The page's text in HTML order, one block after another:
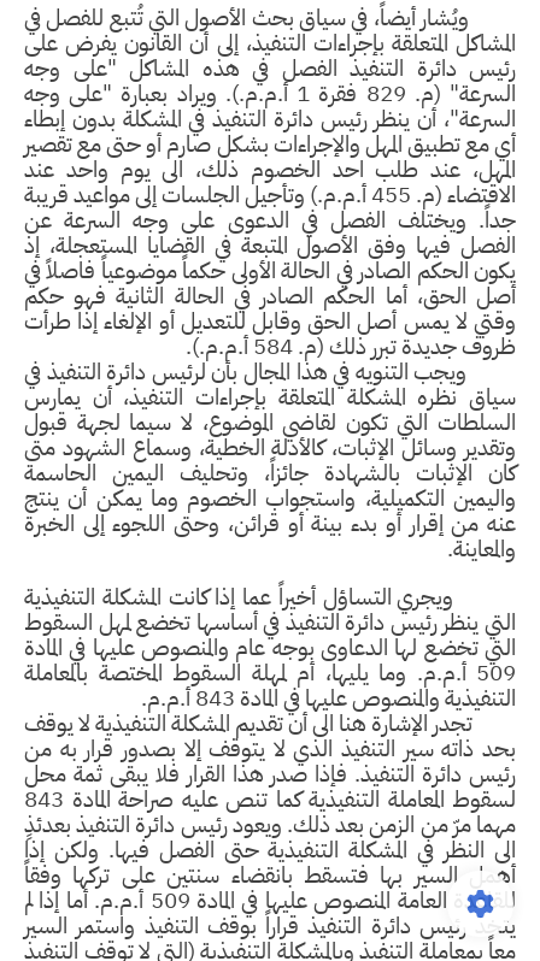
ويُشار أيضاً، في سياق بحث الأصول التي تُتبع للفصل في
المشاكل المتعلقة بإجراءات التنفيذ، إلى أن القانون يفرض على
رئيس دائرة التنفيذ الفصل في هذه المشاكل "على وجه
السرعة" (م. 829 فقرة 1 أ.م.م.). ويراد بعبارة "على وجه
السرعة"، أن ينظر رئيس دائرة التنفيذ في المشكلة بدون إبطاء
أي مع تطبيق المهل والإجراءات بشكل صارم أو حتى مع تقصير
المهل، عند طلب احد الخصوم ذلك، الى يوم واحد عند
الاقتضاء (م. 455 أ.م.م.) وتأجيل الجلسات إلى مواعيد قريبة
جداً. ويختلف الفصل في الدعوى على وجه السرعة عن
الفصل فيها وفق الأصول المتبعة في القضايا المستعجلة، إذ
يكون الحكم الصادر في الحالة الأولى حكماً موضوعياً فاصلاً في
أصل الحق، أما الحكم الصادر في الحالة الثانية فهو حكم
وقتي لا يمس أصل الحق وقابل للتعديل أو الإلغاء إذا طرأت
ظروف جديدة تبرر ذلك (م. 584 أ.م.م.).
ويجب التنويه في هذا المجال بأن لرئيس دائرة التنفيذ في
سياق نظره المشكلة المتعلقة بإجراءات التنفيذ، أن يمارس
السلطات التي تكون لقاضي الموضوع، لا سيما لجهة قبول
وتقدير وسائل الإثبات، كالأدلة الخطية، وسماع الشهود متى
كان الإثبات بالشهادة جائزاً، وتحليف اليمين الحاسمة
واليمين التكميلية، واستجواب الخصوم وما يمكن أن ينتج
عنه من إقرار أو بدء بينة أو قرائن، وحتى اللجوء إلى الخبرة
والمعاينة.
ويجري التساؤل أخيراً عما إذا كانت المشكلة التنفيذية
التي ينظر رئيس دائرة التنفيذ في أساسها تخضع لمهل السقوط
التي تخضع لها الدعاوى بوجه عام والمنصوص عليها في المادة
509 أ.م.م. وما يليها، أم لمهلة السقوط المختصة بالمعاملة
التنفيذية والمنصوص عليها في المادة 843 أ.م.م.
تجدر الإشارة هنا الى أن تقديم المشكلة التنفيذية لا يوقف
بحد ذاته سير التنفيذ الذي لا يتوقف إلا بصدور قرار به من
رئيس دائرة التنفيذ. فإذا صدر هذا القرار فلا يبقى ثمة محل
لسقوط المعاملة التنفيذية كما تنص عليه صراحة المادة 843
مهما مرّ من الزمن بعد ذلك. ويعود رئيس دائرة التنفيذ بعدئذٍ
الى النظر في المشكلة التنفيذية حتى الفصل فيها. ولكن إذا
أهمل السير بها فتسقط بانقضاء سنتين على تركها وفقاً
للقاعدة العامة المنصوص عليها في المادة 509 أ.م.م. أما إذا لم
يتخذ رئيس دائرة التنفيذ قراراً بوقف التنفيذ واستمر السير
معاً بمعاملة التنفيذ وبالمشكلة التنفيذية (التي لا توقف التنفيذ